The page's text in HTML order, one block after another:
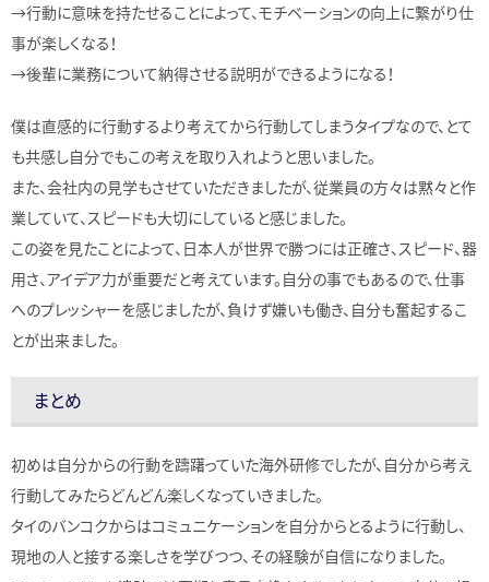
→行動に意味を持たせることによって、モチベーションの向上に繋がり仕
事が楽しくなる！
→後輩に業務について納得させる説明ができるようになる！
僕は直感的に行動するより考えてから行動してしまうタイプなので、とて
も共感し自分でもこの考えを取り入れようと思いました。
また、会社内の見学もさせていただきましたが、従業員の方々は黙々と作
業していて、スピードも大切にしていると感じました。
この姿を見たことによって、日本人が世界で勝つには正確さ、スピード、器
用さ、アイデア力が重要だと考えています。自分の事でもあるので、仕事
へのプレッシャーを感じましたが、負けず嫌いも働き、自分も奮起するこ
とが出来ました。
まとめ
初めは自分からの行動を躊躇っていた海外研修でしたが、自分から考え
行動してみたらどんどん楽しくなっていきました。
タイのバンコクからはコミュニケーションを自分からとるように行動し、
現地の人と接する楽しさを学びつつ、その経験が自信になりました。